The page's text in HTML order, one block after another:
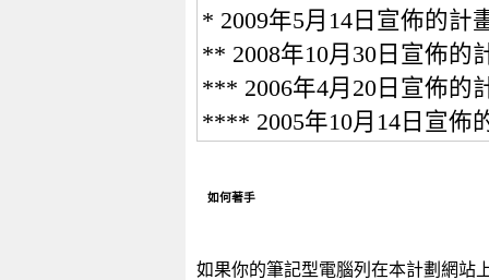
* 2009年5月14日宣佈的計
** 2008年10月30日宣佈的
*** 2006年4月20日宣佈的
**** 2005年10月14日宣佈
如何著手
如果你的筆記型電腦列在本計劃網站